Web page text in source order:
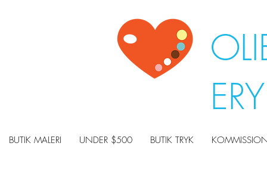
BUTIK MALERI UNDER $500 BUTIK TRYK